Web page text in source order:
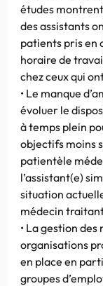
études
des assistants
patients pris en
horaire de
chez ceux qui
• Le manque
évoluer le
à temps plein
objectifs moins
patientèle
l’assistant(e)
situation
médecin
• La gestion des
organisations
en place en
groupes